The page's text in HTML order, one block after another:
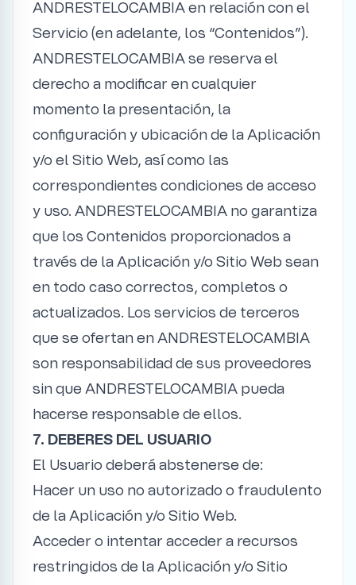
ANDRESTELOCAMBIA en relación con el
Servicio (en adelante, los “Contenidos”).
ANDRESTELOCAMBIA se reserva el
derecho a modificar en cualquier
momento la presentación, la
configuración y ubicación de la Aplicación
y/o el Sitio Web, así como las
correspondientes condiciones de acceso
y uso. ANDRESTELOCAMBIA no garantiza
que los Contenidos proporcionados a
través de la Aplicación y/o Sitio Web sean
en todo caso correctos, completos o
actualizados. Los servicios de terceros
que se ofertan en ANDRESTELOCAMBIA
son responsabilidad de sus proveedores
sin que ANDRESTELOCAMBIA pueda
hacerse responsable de ellos.
7. DEBERES DEL USUARIO
El Usuario deberá abstenerse de:
Hacer un uso no autorizado o fraudulento
de la Aplicación y/o Sitio Web.
Acceder o intentar acceder a recursos
restringidos de la Aplicación y/o Sitio